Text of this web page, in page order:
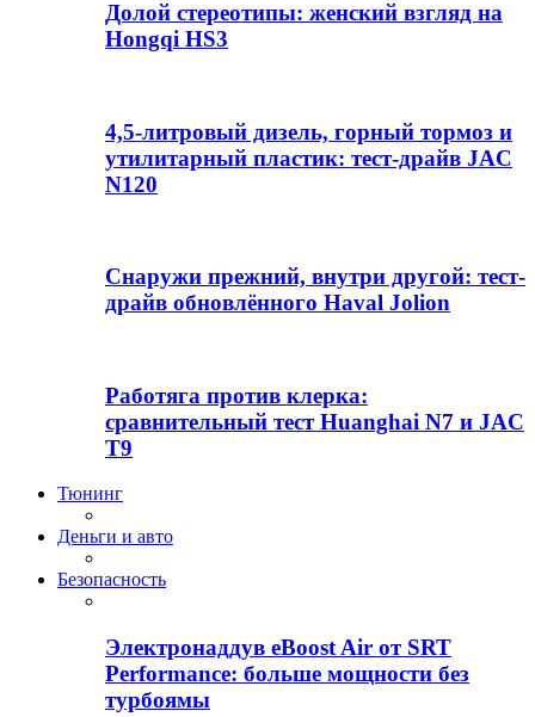
Долой стереотипы: женский взгляд на
Hongqi HS3
4,5-литровый дизель, горный тормоз и
утилитарный пластик: тест-драйв JAC
N120
Снаружи прежний, внутри другой: тест-
драйв обновлённого Haval Jolion
Работяга против клерка:
сравнительный тест Huanghai N7 и JAC
T9
Тюнинг
Деньги и авто
Безопасность
Электронаддув eBoost Air от SRT
Performance: больше мощности без
турбоямы